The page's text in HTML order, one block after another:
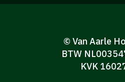
© Van Aarle
BTW
KVK